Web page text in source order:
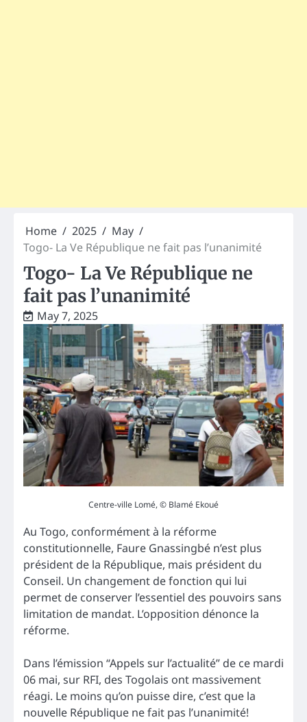
Home 2025
May
Togo- La Ve République ne fait pas l’unanimité
Togo- La Ve République ne
fait pas l’unanimité
May 7, 2025
Centre-ville Lomé, © Blamé Ekoué
Au Togo, conformément à la réforme
constitutionnelle, Faure Gnassingbé n’est plus
président de la République, mais président du
Conseil. Un changement de fonction qui lui
permet de conserver l’essentiel des pouvoirs sans
limitation de mandat. L’opposition dénonce la
réforme.
Dans l’émission “Appels sur l’actualité” de ce mardi
06 mai, sur RFI, des Togolais ont massivement
réagi. Le moins qu’on puisse dire, c’est que la
nouvelle République ne fait pas l’unanimité!